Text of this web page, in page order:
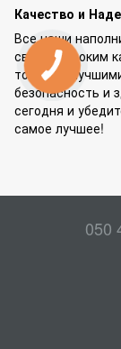
Качество и
Все наши
своим высоким
только с
безопасность и
сегодня и
самое лучшее!
050